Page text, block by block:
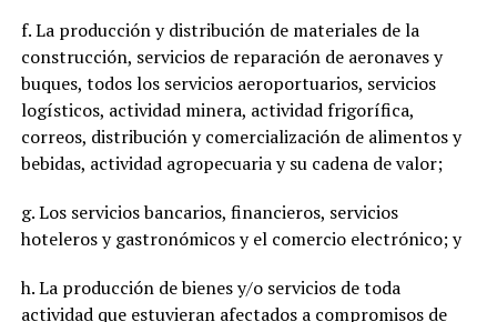
f. La producción y distribución de materiales de la
construcción, servicios de reparación de aeronaves y
buques, todos los servicios aeroportuarios, servicios
logísticos, actividad minera, actividad frigorífica,
correos, distribución y comercialización de alimentos y
bebidas, actividad agropecuaria y su cadena de valor;
g. Los servicios bancarios, financieros, servicios
hoteleros y gastronómicos y el comercio electrónico; y
h. La producción de bienes y/o servicios de toda
actividad que estuvieran afectados a compromisos de